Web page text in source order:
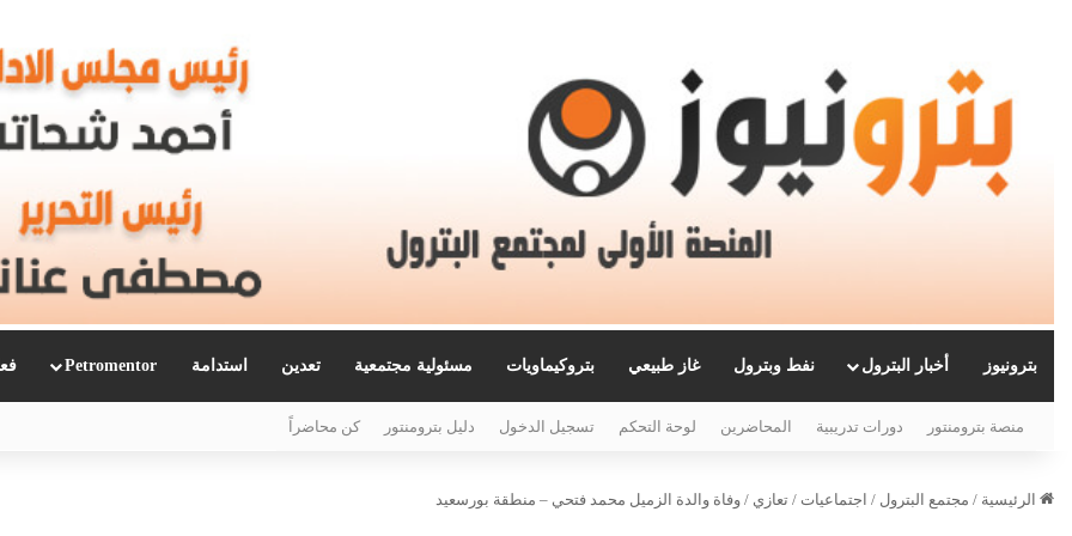
بترونيوز أخبار البترول نفط وبترول غاز طبيعي بتروكيماويات مسئولية مجتمعية تعدين استدامة Petromentor
منصة بترومنتور دورات تدريبية المحاضرين لوحة التحكم تسجيل الدخول دليل بترومنتور كن محاضراً
الرئيسية / مجتمع البترول / اجتماعيات / تعازي / وفاة والدة الزميل محمد فتحي – منطقة بورسعيد